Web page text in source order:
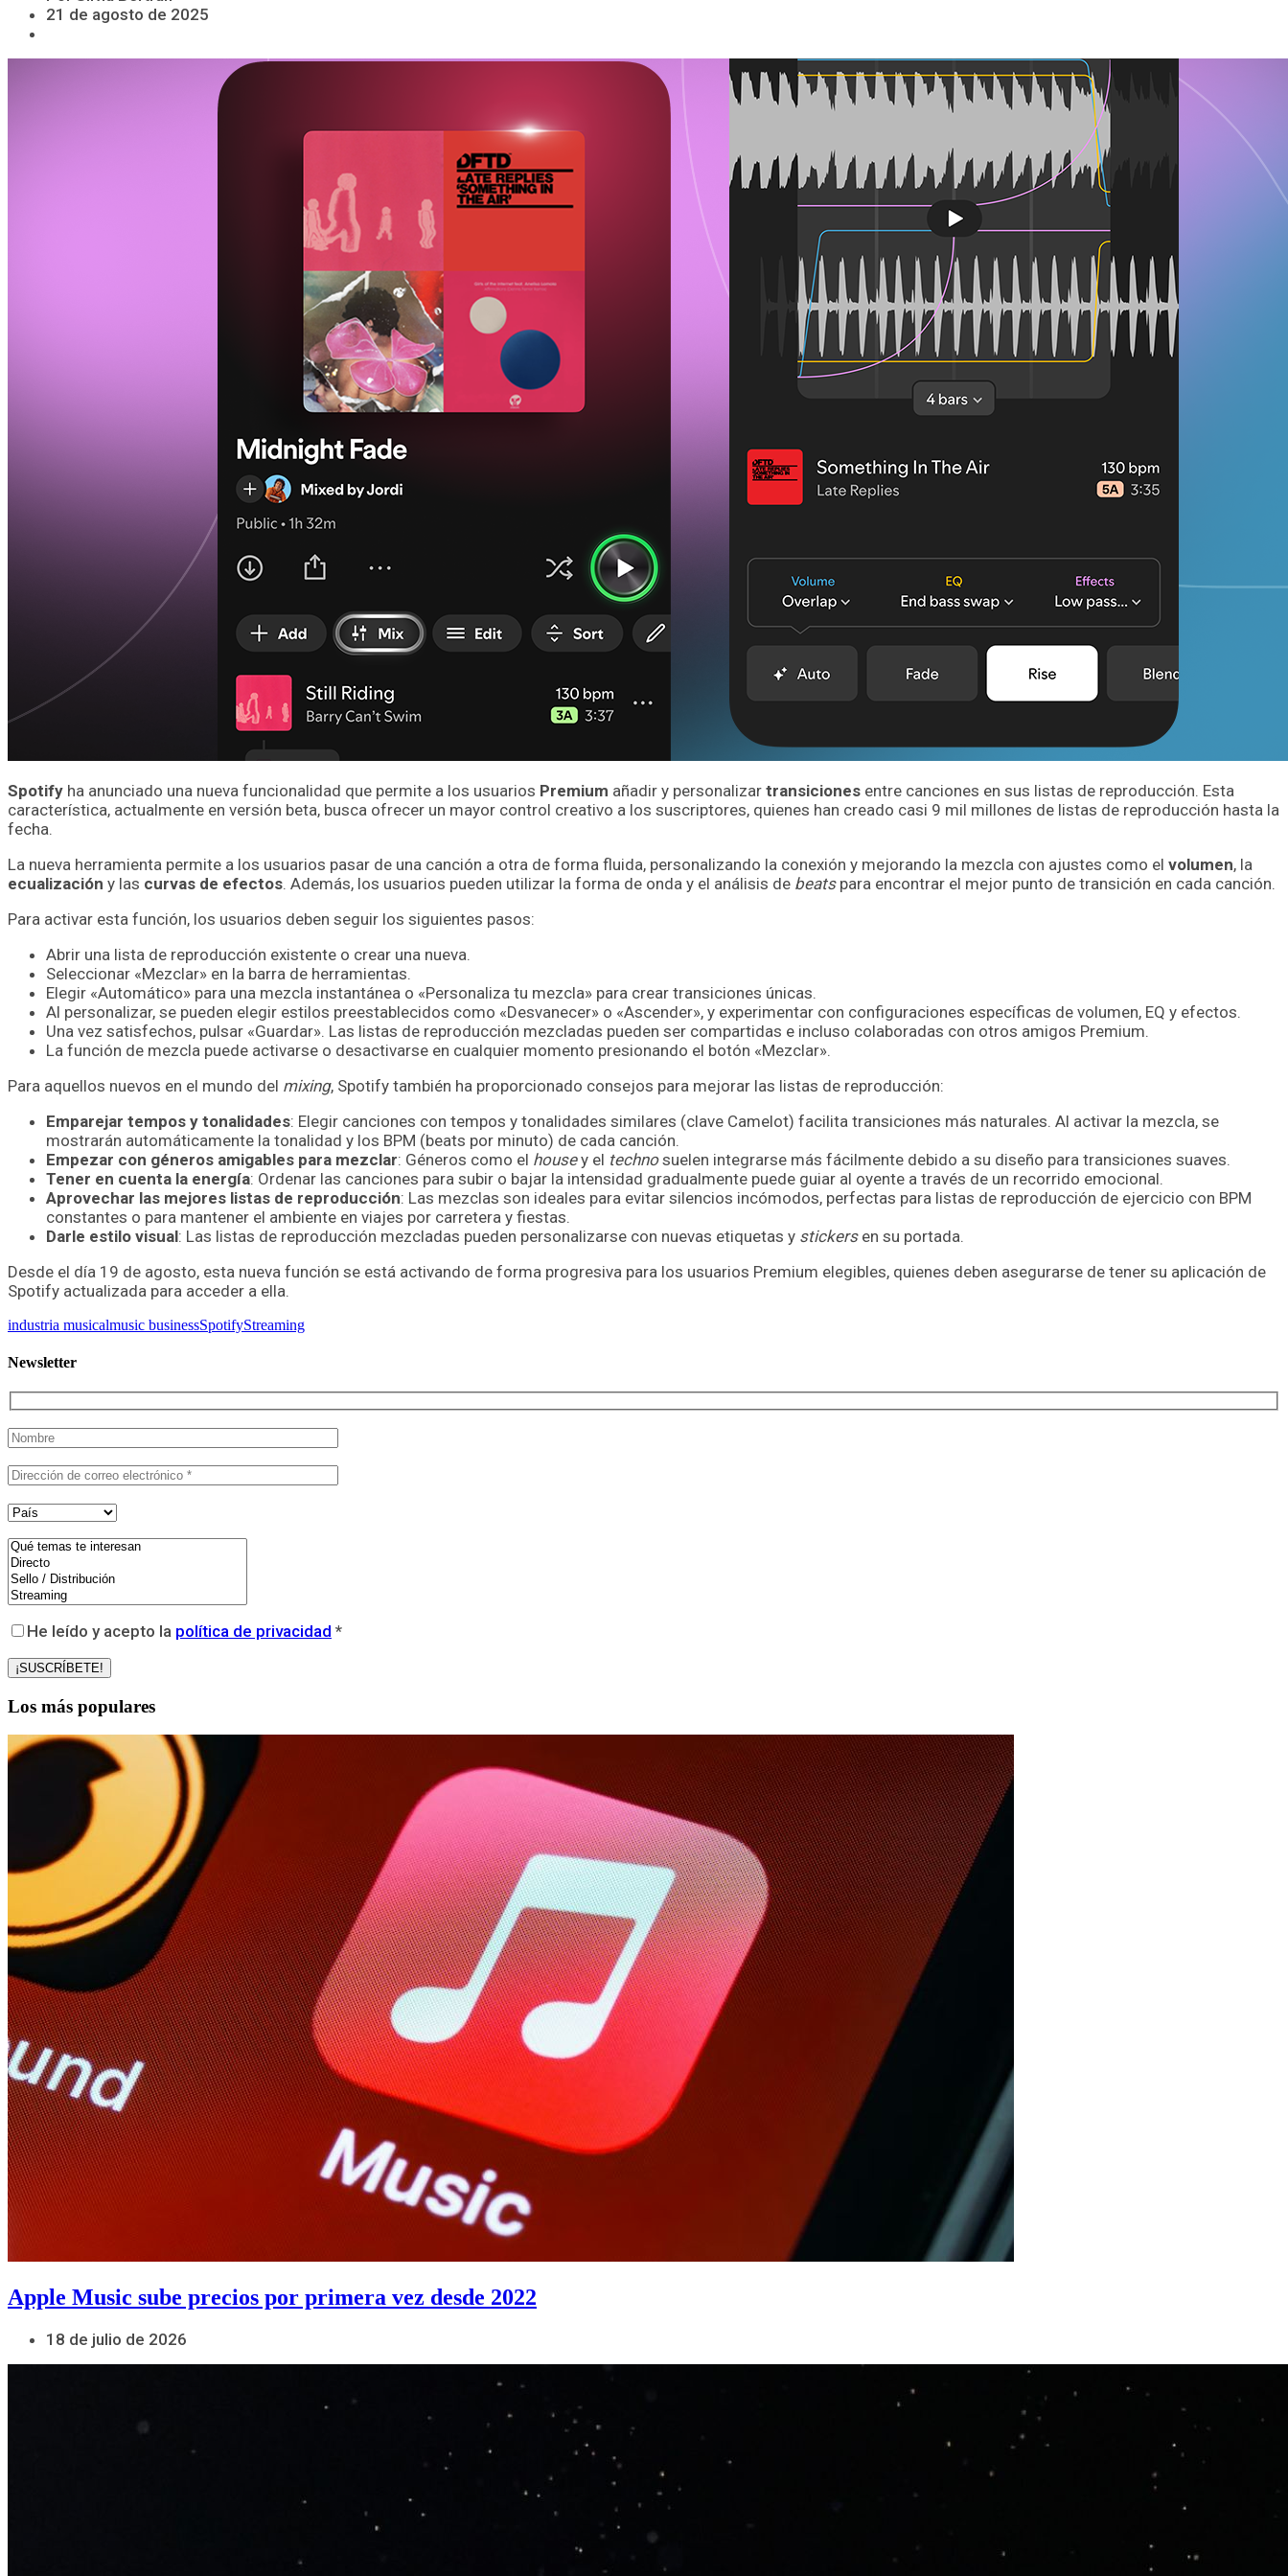
21 de agosto de 2025
Spotify ha anunciado una nueva funcionalidad que permite a los usuarios Premium añadir y personalizar transiciones entre canciones en sus listas de reproducción. Esta
característica, actualmente en versión beta, busca ofrecer un mayor control creativo a los suscriptores, quienes han creado casi 9 mil millones de listas de reproducción hasta la
fecha.
La nueva herramienta permite a los usuarios pasar de una canción a otra de forma fluida, personalizando la conexión y mejorando la mezcla con ajustes como el volumen, la
ecualización y las curvas de efectos. Además, los usuarios pueden utilizar la forma de onda y el análisis de beatspara encontrar el mejor punto de transición en cada canción.
Para activar esta función, los usuarios deben seguir los siguientes pasos:
Abrir una lista de reproducción existente o crear una nueva.
Seleccionar «Mezclar» en la barra de herramientas.
Elegir «Automático» para una mezcla instantánea o «Personaliza tu mezcla» para crear transiciones únicas.
Al personalizar, se pueden elegir estilos preestablecidos como «Desvanecer» o «Ascender», y experimentar con configuraciones específicas de volumen, EQ y efectos.
Una vez satisfechos, pulsar «Guardar». Las listas de reproducción mezcladas pueden ser compartidas e incluso colaboradas con otros amigos Premium.
La función de mezcla puede activarse o desactivarse en cualquier momento presionando el botón «Mezclar».
Para aquellos nuevos en el mundo del mixing, Spotify también ha proporcionado consejos para mejorar las listas de reproducción:
Emparejar tempos y tonalidades: Elegir canciones con tempos y tonalidades similares (clave Camelot) facilita transiciones más naturales. Al activar la mezcla, se
mostrarán automáticamente la tonalidad y los BPM (beats por minuto) de cada canción.
Empezar con géneros amigables para mezclar: Géneros como el housey el technosuelen integrarse más fácilmente debido a su diseño para transiciones suaves.
Tener en cuenta la energía: Ordenar las canciones para subir o bajar la intensidad gradualmente puede guiar al oyente a través de un recorrido emocional.
Aprovechar las mejores listas de reproducción: Las mezclas son ideales para evitar silencios incómodos, perfectas para listas de reproducción de ejercicio con BPM
constantes o para mantener el ambiente en viajes por carretera y fiestas.
Darle estilo visual: Las listas de reproducción mezcladas pueden personalizarse con nuevas etiquetas y stickersen su portada.
Desde el día 19 de agosto, esta nueva función se está activando de forma progresiva para los usuarios Premium elegibles, quienes deben asegurarse de tener su aplicación de
Spotify actualizada para acceder a ella.
industria musicalmusic businessSpotifyStreaming
Newsletter
He leído y acepto la política de privacidad *
Los más populares
Apple Music sube precios por primera vez desde 2022
18 de julio de 2026